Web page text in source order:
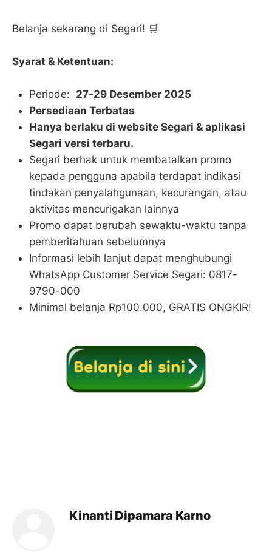
Belanja sekarang di Segari! 🛒
Syarat & Ketentuan:
Periode: 27-29 Desember 2025
Persediaan Terbatas
Hanya berlaku di website Segari & aplikasi
Segari versi terbaru.
Segari berhak untuk membatalkan promo
kepada pengguna apabila terdapat indikasi
tindakan penyalahgunaan, kecurangan, atau
aktivitas mencurigakan lainnya
Promo dapat berubah sewaktu-waktu tanpa
pemberitahuan sebelumnya
Informasi lebih lanjut dapat menghubungi
WhatsApp Customer Service Segari: 0817-
9790-000
Minimal belanja Rp100.000, GRATIS ONGKIR!
Kinanti Dipamara Karno